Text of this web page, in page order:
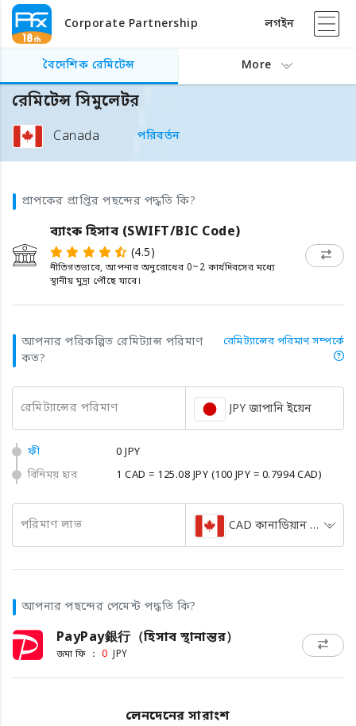
Corporate Partnership লগইন
বৈদেশিক রেমিটেন্স More
রেমিটেন্স সিমুলেটর
Canada পরিবর্তন
প্রাপকের প্রাপ্তির পছন্দের পদ্ধতি কি?
ব্যাংক হিসাব (SWIFT/BIC Code)
(4.5)
নীতিগতভাবে, আপনার অনুরোধের 0~2 কার্যদিবসের মধ্যে
স্থানীয় মুদ্রা পৌঁছে যাবে।
আপনার পরিকল্পিত রেমিট্যান্স পরিমাণ
কত?
রেমিট্যান্সের পরিমাণ সম্পর্কে
রেমিট্যান্সের পরিমাণ JPY জাপানি ইয়েন
ফী
0 JPY
বিনিময় হার
1 CAD = 125.08 JPY (100 JPY = 0.7994 CAD)
পরিমাণ লাভ CAD কানাডিয়ান ডলার
আপনার পছন্দের পেমেন্ট পদ্ধতি কি?
PayPay銀行（হিসাব স্থানান্তর）
জমা ফি ： 0 JPY
লেনদেনের সারাংশ